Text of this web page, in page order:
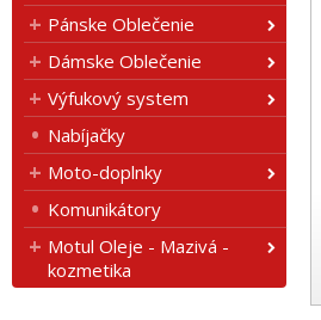
Pánske Oblečenie
Dámske Oblečenie
Výfukový system
Nabíjačky
Moto-doplnky
Komunikátory
Motul Oleje - Mazivá -
kozmetika